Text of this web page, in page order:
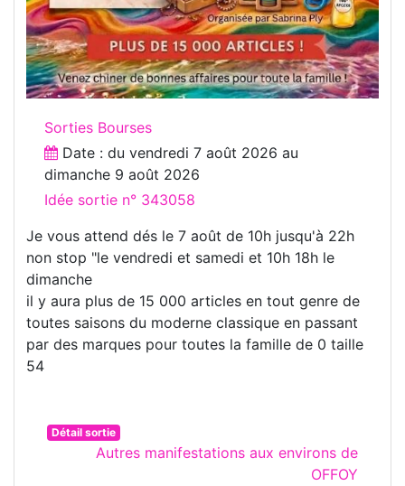
Sorties Bourses
Date : du vendredi 7 août 2026 au
dimanche 9 août 2026
Idée sortie n° 343058
Je vous attend dés le 7 août de 10h jusqu'à 22h
non stop "le vendredi et samedi et 10h 18h le
dimanche
il y aura plus de 15 000 articles en tout genre de
toutes saisons du moderne classique en passant
par des marques pour toutes la famille de 0 taille
54
Détail sortie
Autres manifestations aux environs de
OFFOY